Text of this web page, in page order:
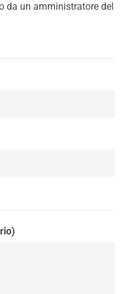
da un amministratore del